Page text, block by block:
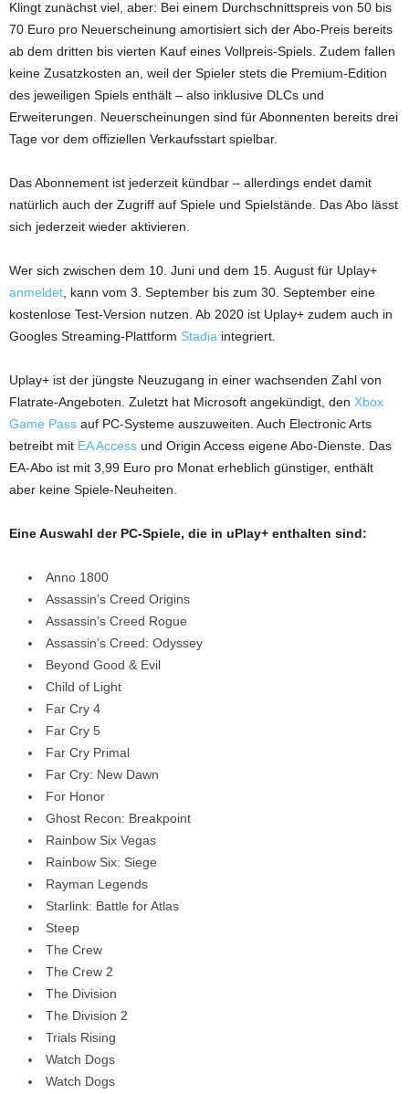
Klingt zunächst viel, aber: Bei einem Durchschnittspreis von 50 bis
70 Euro pro Neuerscheinung amortisiert sich der Abo-Preis bereits
ab dem dritten bis vierten Kauf eines Vollpreis-Spiels. Zudem fallen
keine Zusatzkosten an, weil der Spieler stets die Premium-Edition
des jeweiligen Spiels enthält – also inklusive DLCs und
Erweiterungen. Neuerscheinungen sind für Abonnenten bereits drei
Tage vor dem offiziellen Verkaufsstart spielbar.
Das Abonnement ist jederzeit kündbar – allerdings endet damit
natürlich auch der Zugriff auf Spiele und Spielstände. Das Abo lässt
sich jederzeit wieder aktivieren.
Wer sich zwischen dem 10. Juni und dem 15. August für Uplay+
anmeldet , kann vom 3. September bis zum 30. September eine
kostenlose Test-Version nutzen. Ab 2020 ist Uplay+ zudem auch in
Googles Streaming-Plattform Stadia integriert.
Uplay+ ist der jüngste Neuzugang in einer wachsenden Zahl von
Flatrate-Angeboten. Zuletzt hat Microsoft angekündigt, den Xbox
Game Pass auf PC-Systeme auszuweiten. Auch Electronic Arts
betreibt mit EA Access und Origin Access eigene Abo-Dienste. Das
EA-Abo ist mit 3,99 Euro pro Monat erheblich günstiger, enthält
aber keine Spiele-Neuheiten.
Eine Auswahl der PC-Spiele, die in uPlay+ enthalten sind:
Anno 1800
Assassin’s Creed Origins
Assassin’s Creed Rogue
Assassin’s Creed: Odyssey
Beyond Good & Evil
Child of Light
Far Cry 4
Far Cry 5
Far Cry Primal
Far Cry: New Dawn
For Honor
Ghost Recon: Breakpoint
Rainbow Six Vegas
Rainbow Six: Siege
Rayman Legends
Starlink: Battle for Atlas
Steep
The Crew
The Crew 2
The Division
The Division 2
Trials Rising
Watch Dogs
Watch Dogs